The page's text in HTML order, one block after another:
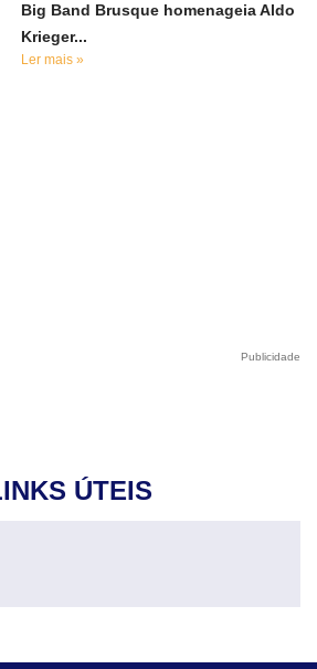
Big Band Brusque homenageia Aldo
Krieger...
Ler mais »
Publicidade
ÚTEIS